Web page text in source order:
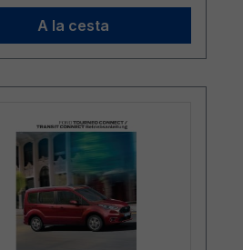
A la cesta